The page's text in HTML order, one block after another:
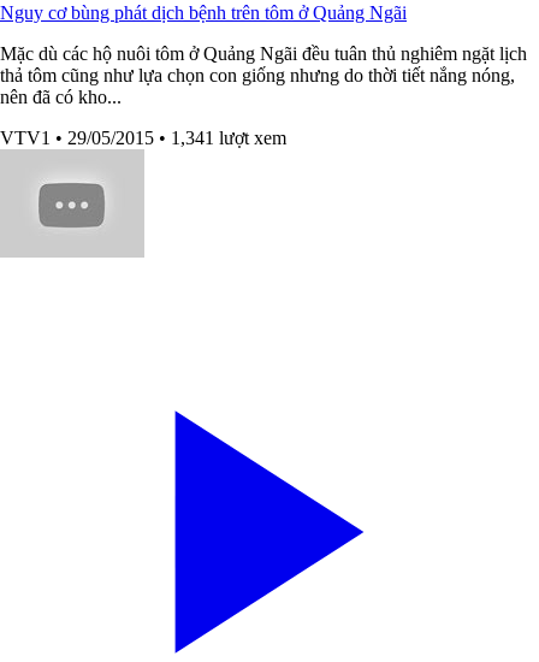
Nguy cơ bùng phát dịch bệnh trên tôm ở Quảng Ngãi
Mặc dù các hộ nuôi tôm ở Quảng Ngãi đều tuân thủ nghiêm ngặt lịch
thả tôm cũng như lựa chọn con giống nhưng do thời tiết nắng nóng,
nên đã có kho...
VTV1 • 29/05/2015 • 1,341 lượt xem